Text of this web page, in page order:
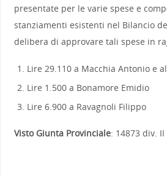
presentate per le varie spese e
stanziamenti esistenti nel Bilancio
delibera di approvare tali spese in
Lire 29.110 a Macchia Antonio e
Lire 1.500 a Bonamore Emidio
Lire 6.900 a Ravagnoli Filippo
Visto Giunta Provinciale: 14873 div.